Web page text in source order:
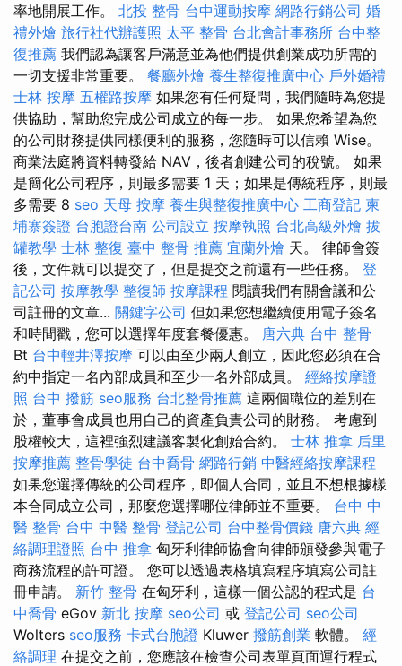
率地開展工作。 北投 整骨 台中運動按摩 網路行銷公司 婚
禮外燴 旅行社代辦護照 太平 整骨 台北會計事務所 台中整
復推薦 我們認為讓客戶滿意並為他們提供創業成功所需的
一切支援非常重要。 餐廳外燴 養生整復推廣中心 戶外婚禮
士林 按摩 五權路按摩 如果您有任何疑問，我們隨時為您提
供協助，幫助您完成公司成立的每一步。 如果您希望為您
的公司財務提供同樣便利的服務，您隨時可以信賴 Wise。
商業法庭將資料轉發給 NAV，後者創建公司的稅號。 如果
是簡化公司程序，則最多需要 1 天；如果是傳統程序，則最
多需要 8 seo 天母 按摩 養生與整復推廣中心 工商登記 柬
埔寨簽證 台胞證台南 公司設立 按摩執照 台北高級外燴 拔
罐教學 士林 整復 臺中 整骨 推薦 宜蘭外燴 天。 律師會簽
後，文件就可以提交了，但是提交之前還有一些任務。 登
記公司 按摩教學 整復師 按摩課程 閱讀我們有關會議和公
司註冊的文章... 關鍵字公司 但如果您想繼續使用電子簽名
和時間戳，您可以選擇年度套餐優惠。 唐六典 台中 整骨
Bt 台中輕井澤按摩 可以由至少兩人創立，因此您必須在合
約中指定一名內部成員和至少一名外部成員。 經絡按摩證
照 台中 撥筋 seo服務 台北整骨推薦 這兩個職位的差別在
於，董事會成員也用自己的資產負責公司的財務。 考慮到
股權較大，這裡強烈建議客製化創始合約。 士林 推拿 后里
按摩推薦 整骨學徒 台中喬骨 網路行銷 中醫經絡按摩課程
如果您選擇傳統的公司程序，即個人合同，並且不想根據樣
本合同成立公司，那麼您選擇哪位律師並不重要。 台中 中
醫 整骨 台中 中醫 整骨 登記公司 台中整骨價錢 唐六典 經
絡調理證照 台中 推拿 匈牙利律師協會向律師頒發參與電子
商務流程的許可證。 您可以透過表格填寫程序填寫公司註
冊申請。 新竹 整骨 在匈牙利，這樣一個公認的程式是 台
中喬骨 eGov 新北 按摩 seo公司 或 登記公司 seo公司
Wolters seo服務 卡式台胞證 Kluwer 撥筋創業 軟體。 經
絡調理 在提交之前，您應該在檢查公司表單頁面運行程式